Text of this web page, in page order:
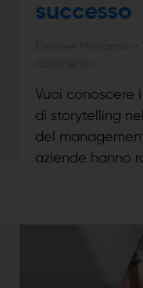
successo
Vuoi conoscere
di storytelling
del
aziende hanno